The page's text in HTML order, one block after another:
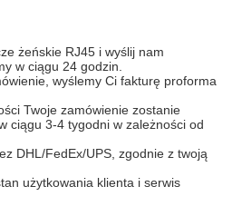
żeńskie RJ45 i wyślij nam
w ciągu 24 godzin.
wyślemy Ci fakturę proforma
Twoje zamówienie zostanie
ciągu 3-4 tygodni w zależności od
DHL/FedEx/UPS, zgodnie z twoją
użytkowania klienta i serwis